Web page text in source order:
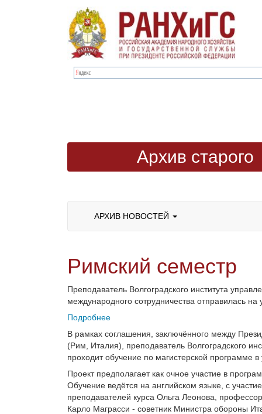
Архив старого
АРХИВ НОВОСТЕЙ
Римский семестр
Преподаватель Волгоградского института
международного сотрудничества отправилась
Подробнее
В рамках соглашения, заключённого между
(Рим, Италия), преподаватель Волгоградского
проходит обучение по магистерской программе
Проект предполагает как очное участие в
Обучение ведётся на английском языке, с
преподавателей курса Ольга Леонова,
Карло Маграсси - советник Министра обороны